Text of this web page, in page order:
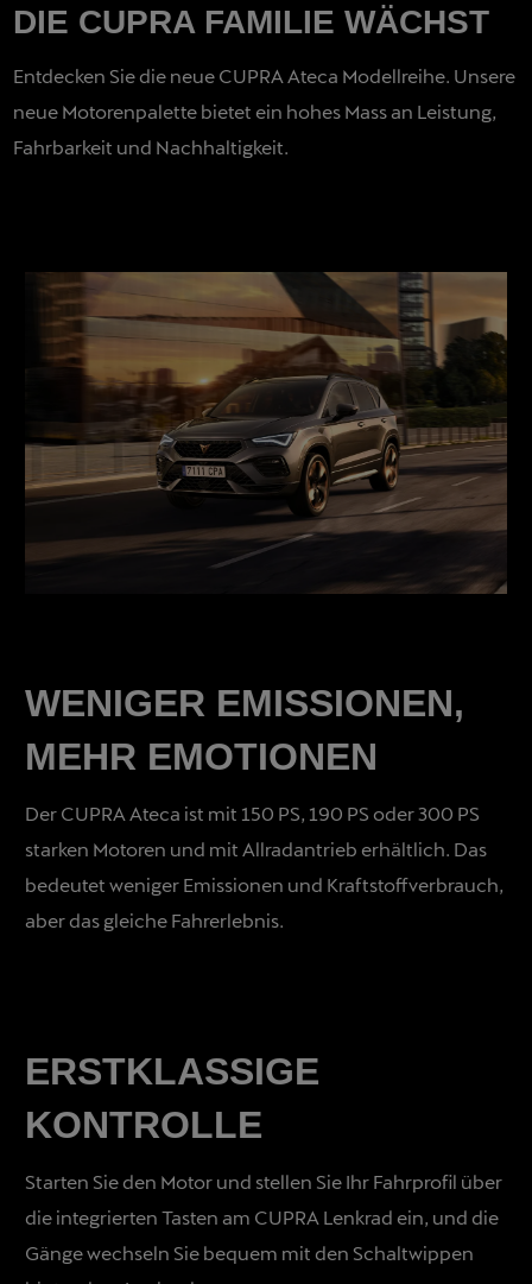
DIE CUPRA FAMILIE WÄCHST
Entdecken Sie die neue CUPRA Ateca Modellreihe. Unsere
neue Motorenpalette bietet ein hohes Mass an Leistung,
Fahrbarkeit und Nachhaltigkeit.
WENIGER EMISSIONEN,
MEHR EMOTIONEN
Der CUPRA Ateca ist mit 150 PS, 190 PS oder 300 PS
starken Motoren und mit Allradantrieb erhältlich. Das
bedeutet weniger Emissionen und Kraftstoffverbrauch,
aber das gleiche Fahrerlebnis.
ERSTKLASSIGE
KONTROLLE
Starten Sie den Motor und stellen Sie Ihr Fahrprofil über
die integrierten Tasten am CUPRA Lenkrad ein, und die
Gänge wechseln Sie bequem mit den Schaltwippen